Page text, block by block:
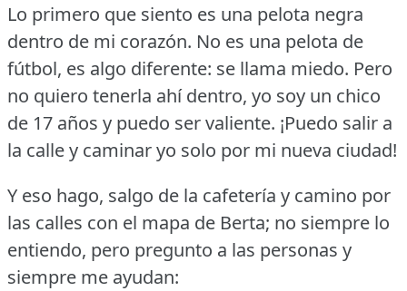
Lo primero que siento es una pelota negra
dentro de mi corazón. No es una pelota de
fútbol, es algo diferente: se llama miedo. Pero
no quiero tenerla ahí dentro, yo soy un chico
de 17 años y puedo ser valiente. ¡Puedo salir a
la calle y caminar yo solo por mi nueva ciudad!
Y eso hago, salgo de la cafetería y camino por
las calles con el mapa de Berta; no siempre lo
entiendo, pero pregunto a las personas y
siempre me ayudan: